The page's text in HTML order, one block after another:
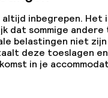
opties
altijd inbegrepen. Het
dat sommige
belastingen niet
deze toeslagen
in je